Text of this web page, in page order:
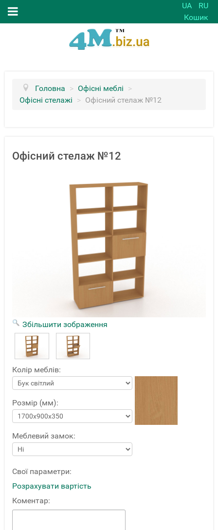
UA
RU
Кошик
Головна > Офісні меблі >
Офісні стелажі > Офісний стелаж №12
Офісний стелаж №12
Збільшити зображення
Колір меблів:
Розмір (мм):
Меблевий замок:
Свої параметри:
Розрахувати вартість
Коментар: